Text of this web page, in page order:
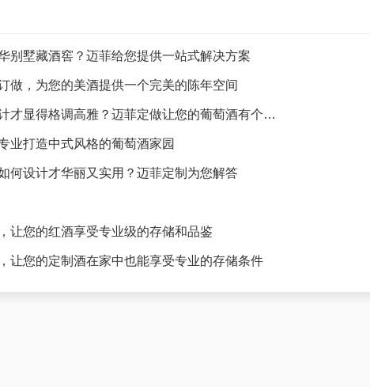
别墅藏酒窖？迈菲给您提供一站式解决方案
做，为您的美酒提供一个完美的陈年空间
现代风格酒窖花园度假别墅怎样设计才显得格调高雅？迈菲定做让您的葡萄酒有个好家
业打造中式风格的葡萄酒家园
何设计才华丽又实用？迈菲定制为您解答
让您的红酒享受专业级的存储和品鉴
让您的定制酒在家中也能享受专业的存储条件